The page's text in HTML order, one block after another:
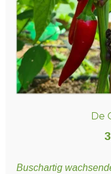
De
Buschartig